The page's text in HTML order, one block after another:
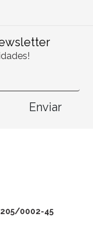
Enviar
0002-45